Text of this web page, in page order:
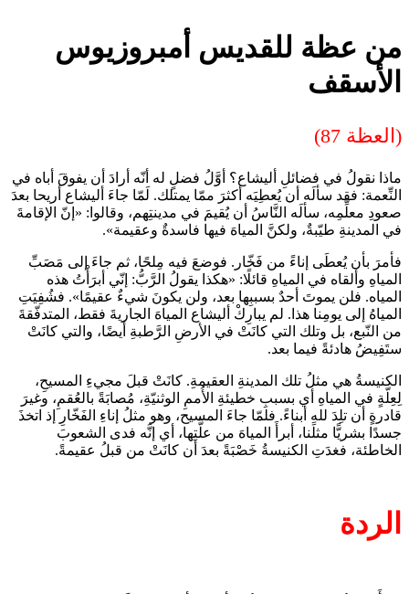
من عظة للقديس أمبروزيوس
الأسقف
(العظة 87)
ماذا نقولُ في فضائلِ أليشاع؟ أوَّلُ فضلٍ له أنّه أرادَ أن يفوقَ أباه في
النِّعمة: فقد سألَه أن يُعطِيَه أكثرَ ممّا يمتلك. لَمّا جاءَ أليشاع أريحا بعدَ
صعودِ معلِّمِه، سألَه النَّاسُ أن يُقيمَ في مدينتِهم، وقالوا: «إنّ الإقامةَ
في المدينةِ طيّبةٌ، ولكنَّ المياهَ فيها فاسدةٌ وعقيمة».
فأمرَ بأن يُعطَى إناءً من فَخّار. فوضعَ فيه مِلحًا، ثم جاءَ إلى مَصَبِّ
المياهِ وألقاه في المياهِ قائلًا: «هكذا يقولُ الرَّبُّ: إنّي أبرَأْتُ هذه
المياه. فلن يموتَ أحدٌ بسببِها بعد، ولن يكونَ شيءٌ عقيمًا». فشُفِيَتِ
المياهُ إلى يومِنا هذا. لم يبارِكْ أليشاع المياهَ الجاريةَ فقط، المتدفّقةَ
من النّبع، بل وتلك التي كانَتْ في الأرضِ الرَّطبةِ أيضًا، والتي كانَتْ
ستَفِيضُ هادئةً فيما بعد.
الكنيسةُ هي مثلُ تلك المدينةِ العقيمةِ. كانَتْ قبلَ مجيءِ المسيحِ،
لِعِلّةٍ في المياهِ أي بسببِ خطيئةِ الأُممِ الوثنيّةِ، مُصابَةً بالعُقمِ، وغيرَ
قادرةٍ أن تلِدَ للهِ أبناءً. فلمّا جاءَ المسيح، وهو مثلُ إناءِ الفَخّارِ إذ اتخذَ
جسدًا بشريًّا مثلَنا، أبرأَ المياهَ من علَّتِها، أي إنَّه فدى الشعوبَ
الخاطئة، فغدَتِ الكنيسةُ خَصْبَةً بعدَ أن كانَتْ من قبلُ عقيمةً.
الردة